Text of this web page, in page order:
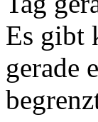
Es gibt
gerade